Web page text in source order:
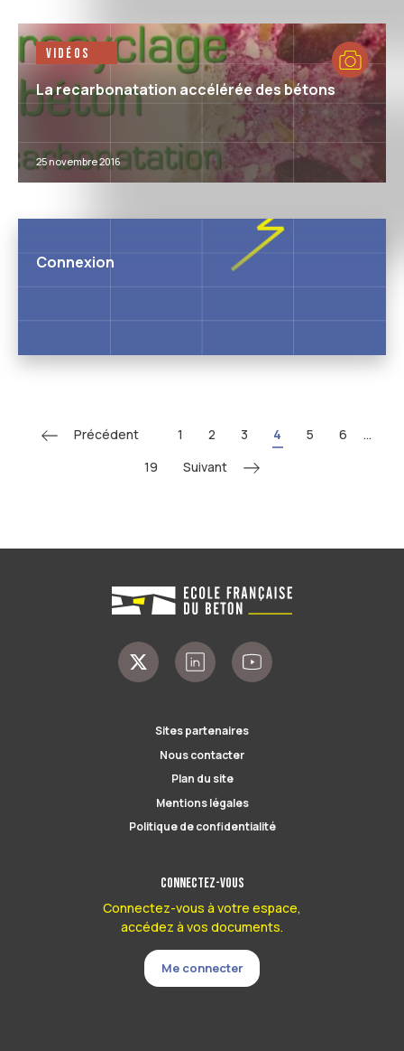
Vidéos
La recarbonatation accélérée des bétons
25 novembre 2016
Connexion
Précédent 1 2 3 4 5 6
...
19
Suivant
Sites partenaires
Nous contacter
Plan du site
Mentions légales
Politique de confidentialité
Connectez-vous
Connectez-vous à votre espace,
accédez à vos documents.
Me connecter